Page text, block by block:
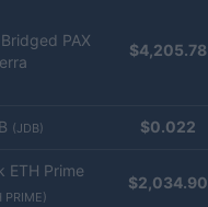
PAX
$4,205.78
(JDB) $0.022
ETH Prime
PRIME)
$2,034.90